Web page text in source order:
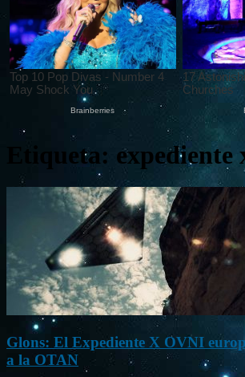
Etiqueta: expediente
Glons: El Expediente X OVNI
a la OTAN